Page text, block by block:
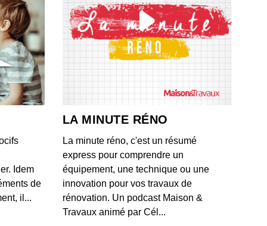
- IL Y A 1 MOIS
valide par erreur une offre de rachat à 16 000 euros
- IL Y A 1 MOIS
de moratoires frappe les datacenters aux États-
un projet polémique près d'un zoo
IL Y A 1 MOIS
les méthodes de Box pour classifier et protéger les
d'entreprise contre les fuites documentaires
IL Y A 1 MOIS
du Crédit Agricole mise à genoux par la
Idem
de
il...
LA MINUTE RÉNO
La minute réno, c'est un résumé
express pour comprendre un
équipement, une technique ou une
innovation pour vos travaux de
rénovation. Un podcast Maison &
Travaux animé par Cél...